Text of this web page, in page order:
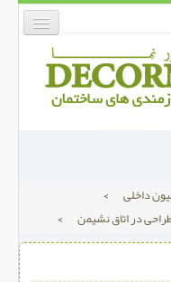
داخلی
>
در اتاق نشیمن >